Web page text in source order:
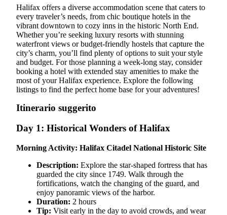
Halifax offers a diverse accommodation scene that caters to
every traveler’s needs, from chic boutique hotels in the
vibrant downtown to cozy inns in the historic North End.
Whether you’re seeking luxury resorts with stunning
waterfront views or budget-friendly hostels that capture the
city’s charm, you’ll find plenty of options to suit your style
and budget. For those planning a week-long stay, consider
booking a hotel with extended stay amenities to make the
most of your Halifax experience. Explore the following
listings to find the perfect home base for your adventures!
Itinerario suggerito
Day 1: Historical Wonders of Halifax
Morning Activity: Halifax Citadel National Historic Site
Description: Explore the star-shaped fortress that has
guarded the city since 1749. Walk through the
fortifications, watch the changing of the guard, and
enjoy panoramic views of the harbor.
Duration: 2 hours
Tip: Visit early in the day to avoid crowds, and wear